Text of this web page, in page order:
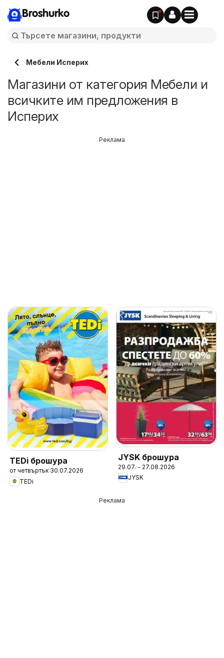
Broshurko
Мебели Исперих
Магазини от категория Мебели и
всичките им предложения в
Исперих
TEDi брошура
от четвъртък 30.07.2026
TEDi
JYSK брошура
29.07. - 27.08.2026
JYSK
Реклама
Реклама